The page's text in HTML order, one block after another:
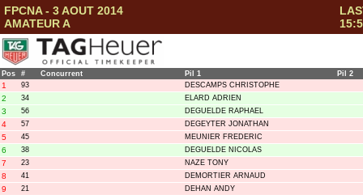
FPCNA - 3 AOUT 2014
AMATEUR A
Pos # Concurrent Pil 1 Pil 2
1 93 DESCAMPS CHRISTOPHE
2 34 ELARD ADRIEN
3 56 DEGUELDE RAPHAEL
4 57 DEGEYTER JONATHAN
5 45 MEUNIER FREDERIC
6 38 DEGUELDE NICOLAS
7 23 NAZE TONY
8 41 DEMORTIER ARNAUD
9 21 DEHAN ANDY